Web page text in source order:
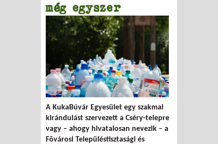
még egyszer
A KukaBúvár Egyesület egy szakmai
kirándulást szervezett a Cséry-telepre
vagy – ahogy hivatalosan nevezik – a
Fõvárosi Településtisztasági és